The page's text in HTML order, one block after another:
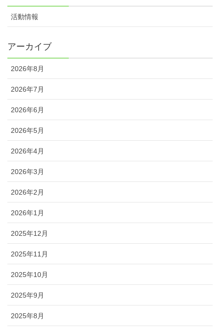
活動情報
アーカイブ
2026年8月
2026年7月
2026年6月
2026年5月
2026年4月
2026年3月
2026年2月
2026年1月
2025年12月
2025年11月
2025年10月
2025年9月
2025年8月